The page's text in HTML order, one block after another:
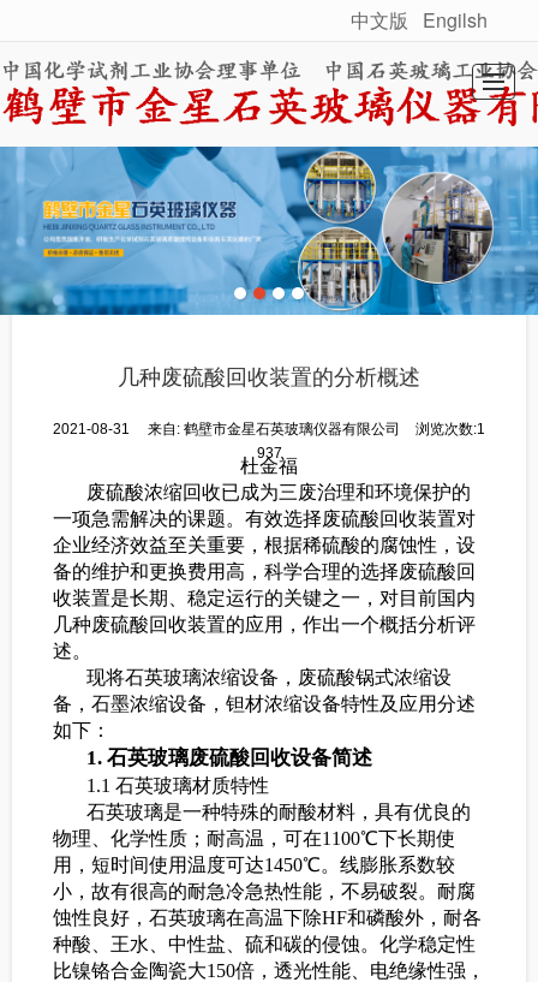
很遗憾，因您的浏览器版本过低导致无法获得最佳浏览体验，推荐下载安装谷歌浏览器！
中文版 Engilsh
工程案例 新闻动态 联系我们
几种废硫酸回收装置的分析概述
2021-08-31 来自: 鹤壁市金星石英玻璃仪器有限公司
浏览次数:1
937
杜金福
废硫酸浓缩回收已成为三废治理和环境保护的
一项急需解决的课题。有效选择废硫酸回收装置对
企业经济效益至关重要，根据稀硫酸的腐蚀性，设
备的维护和更换费用高，科学合理的选择废硫酸回
收装置是长期、稳定运行的关键之一，对目前国内
几种废硫酸回收装置的应用，作出一个概括分析评
述。
现将石英玻璃浓缩设备，废硫酸锅式浓缩设
备，石墨浓缩设备，钽材浓缩设备特性及应用分述
如下：
1. 石英玻璃废硫酸回收设备简述
1.1 石英玻璃材质特性
石英玻璃是一种特殊的耐酸材料，具有优良的
物理、化学性质；耐高温，可在1100℃下长期使
用，短时间使用温度可达1450℃。线膨胀系数较
小，故有很高的耐急冷急热性能，不易破裂。耐腐
蚀性良好，石英玻璃在高温下除HF和磷酸外，耐各
种酸、王水、中性盐、硫和碳的侵蚀。化学稳定性
比镍铬合金陶瓷大150倍，透光性能、电绝缘性强，